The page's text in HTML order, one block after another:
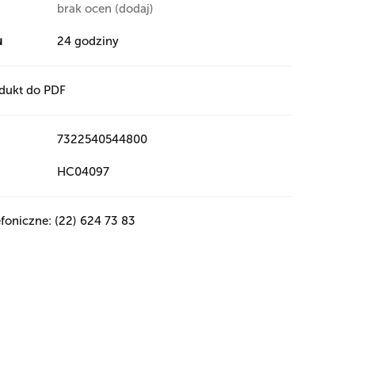
brak ocen (dodaj)
24 godziny
do PDF
7322540544800
HC04097
(22) 624 73 83